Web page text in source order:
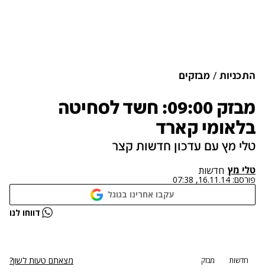
התכניות מבזקים
מבזק 09:00: חשד לסחיטה
בלאומי קארד
טלי מץ עם עדכון חדשות קצר
טלי מץ חדשות
פורסם:16.11.14, 07:38
עקבו אחרינו בגוגל
נתקלנו בבעיה דווחו לנו
חדשות מבזק מצאתם טעות לשון?